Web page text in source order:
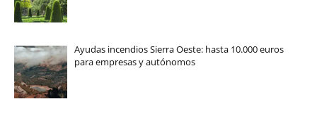
Ayudas incendios Sierra Oeste: hasta 10.000 euros
para empresas y autónomos